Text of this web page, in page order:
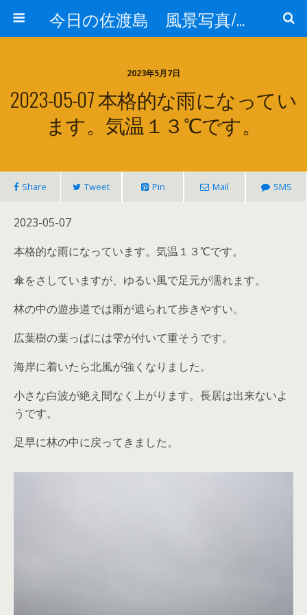
今日の佐渡島 風景写真/天気/お酒/お米/温泉
2023年5月7日
2023-05-07 本格的な雨になってい
ます。気温１３℃です。
Share Tweet Pin Mail SMS
2023-05-07
本格的な雨になっています。気温１３℃です。
傘をさしていますが、ゆるい風で足元が濡れます。
林の中の遊歩道では雨が遮られて歩きやすい。
広葉樹の葉っぱには雫が付いて重そうです。
海岸に着いたら北風が強くなりました。
小さな白波が絶え間なく上がります。長居は出来ないよ
うです。
足早に林の中に戻ってきました。